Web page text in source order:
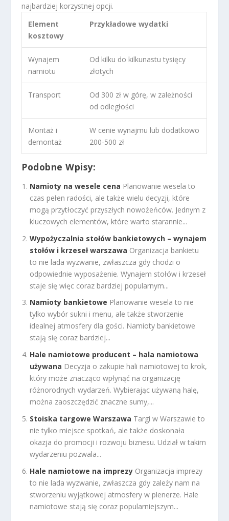
najbardziej korzystnej opcji.
Element
kosztowy
Przykładowe wydatki
Wynajem
namiotu
Od kilku do kilkunastu tysięcy
złotych
Transport
Od 300 zł w górę, w zależności
od odległości
Montaż i
demontaż
W cenie wynajmu lub dodatkowo
200-500 zł
Podobne Wpisy:
Namioty na wesele cena Planowanie wesela to
czas pełen radości, ale także wielu decyzji, które
mogą przytłoczyć przyszłych nowożeńców. Jednym z
kluczowych elementów, które warto starannie...
Wypożyczalnia stołów bankietowych – wynajem
stołów i krzeseł warszawa Organizacja bankietu
to nie lada wyzwanie, zwłaszcza gdy chodzi o
odpowiednie wyposażenie. Wynajem stołów i krzeseł
staje się więc coraz bardziej popularnym...
Namioty bankietowe Planowanie wesela to nie
tylko wybór sukni i menu, ale także stworzenie
idealnej atmosfery dla gości. Namioty bankietowe
stają się coraz bardziej...
Hale namiotowe producent – hala namiotowa
używana Decyzja o zakupie hali namiotowej to krok,
który może znacząco wpłynąć na organizację
różnorodnych wydarzeń. Wybierając używaną halę,
można zaoszczędzić znaczne sumy,...
Stoiska targowe Warszawa Targi w Warszawie to
nie tylko miejsce spotkań, ale także doskonała
okazja do promocji i rozwoju biznesu. Udział w takim
wydarzeniu pozwala...
Hale namiotowe na imprezy Organizacja imprezy
to nie lada wyzwanie, zwłaszcza gdy zależy nam na
stworzeniu wyjątkowej atmosfery w plenerze. Hale
namiotowe stają się coraz popularniejszym...